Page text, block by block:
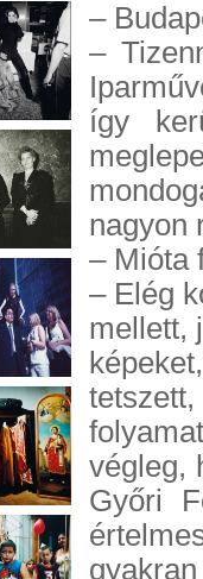
–
–
így
nagyon
– Mióta
– Elég
mellett,
végleg,
Győri